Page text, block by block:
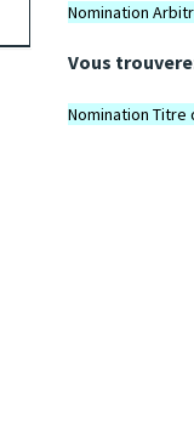
Nomination
Vous
Nomination Titre